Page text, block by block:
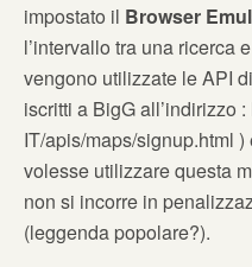
impostato il Browser
l’intervallo tra una ricerca
vengono utilizzate le API
iscritti a BigG all’indirizzo
IT/apis/maps/signup.html
volesse utilizzare questa
non si incorre in
(leggenda popolare?).